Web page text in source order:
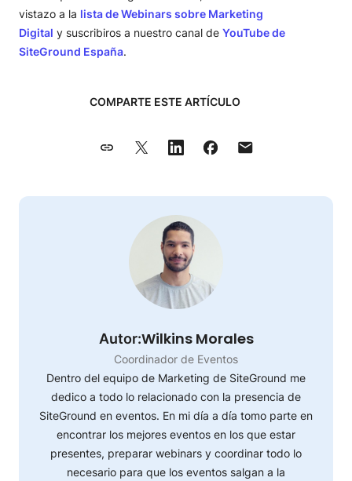
vistazo a la lista de Webinars sobre Marketing
Digital y suscribiros a nuestro canal de YouTube de
SiteGround España.
COMPARTE ESTE ARTÍCULO
Autor:Wilkins Morales
Coordinador de Eventos
Dentro del equipo de Marketing de SiteGround me
dedico a todo lo relacionado con la presencia de
SiteGround en eventos. En mi día a día tomo parte en
encontrar los mejores eventos en los que estar
presentes, preparar webinars y coordinar todo lo
necesario para que los eventos salgan a la